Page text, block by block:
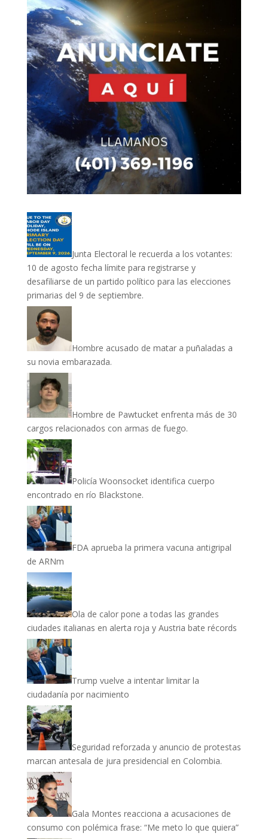
Junta Electoral le recuerda a los votantes:
10 de agosto fecha límite para registrarse y
desafiliarse de un partido político para las elecciones
primarias del 9 de septiembre.
Hombre acusado de matar a puñaladas a
su novia embarazada.
Hombre de Pawtucket enfrenta más de 30
cargos relacionados con armas de fuego.
Policía Woonsocket identifica cuerpo
encontrado en río Blackstone.
FDA aprueba la primera vacuna antigripal
de ARNm
Ola de calor pone a todas las grandes
ciudades italianas en alerta roja y Austria bate récords
Trump vuelve a intentar limitar la
ciudadanía por nacimiento
Seguridad reforzada y anuncio de protestas
marcan antesala de jura presidencial en Colombia.
Gala Montes reacciona a acusaciones de
consumo con polémica frase: “Me meto lo que quiera”